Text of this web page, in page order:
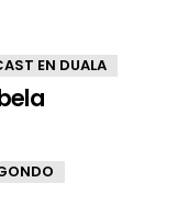
EN DUALA